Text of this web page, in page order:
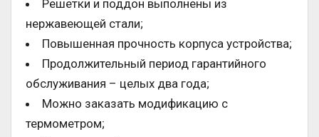
Решетки и поддон выполнены из
нержавеющей стали;
Повышенная прочность корпуса устройства;
Продолжительный период гарантийного
обслуживания – целых два года;
Можно заказать модификацию с
термометром;